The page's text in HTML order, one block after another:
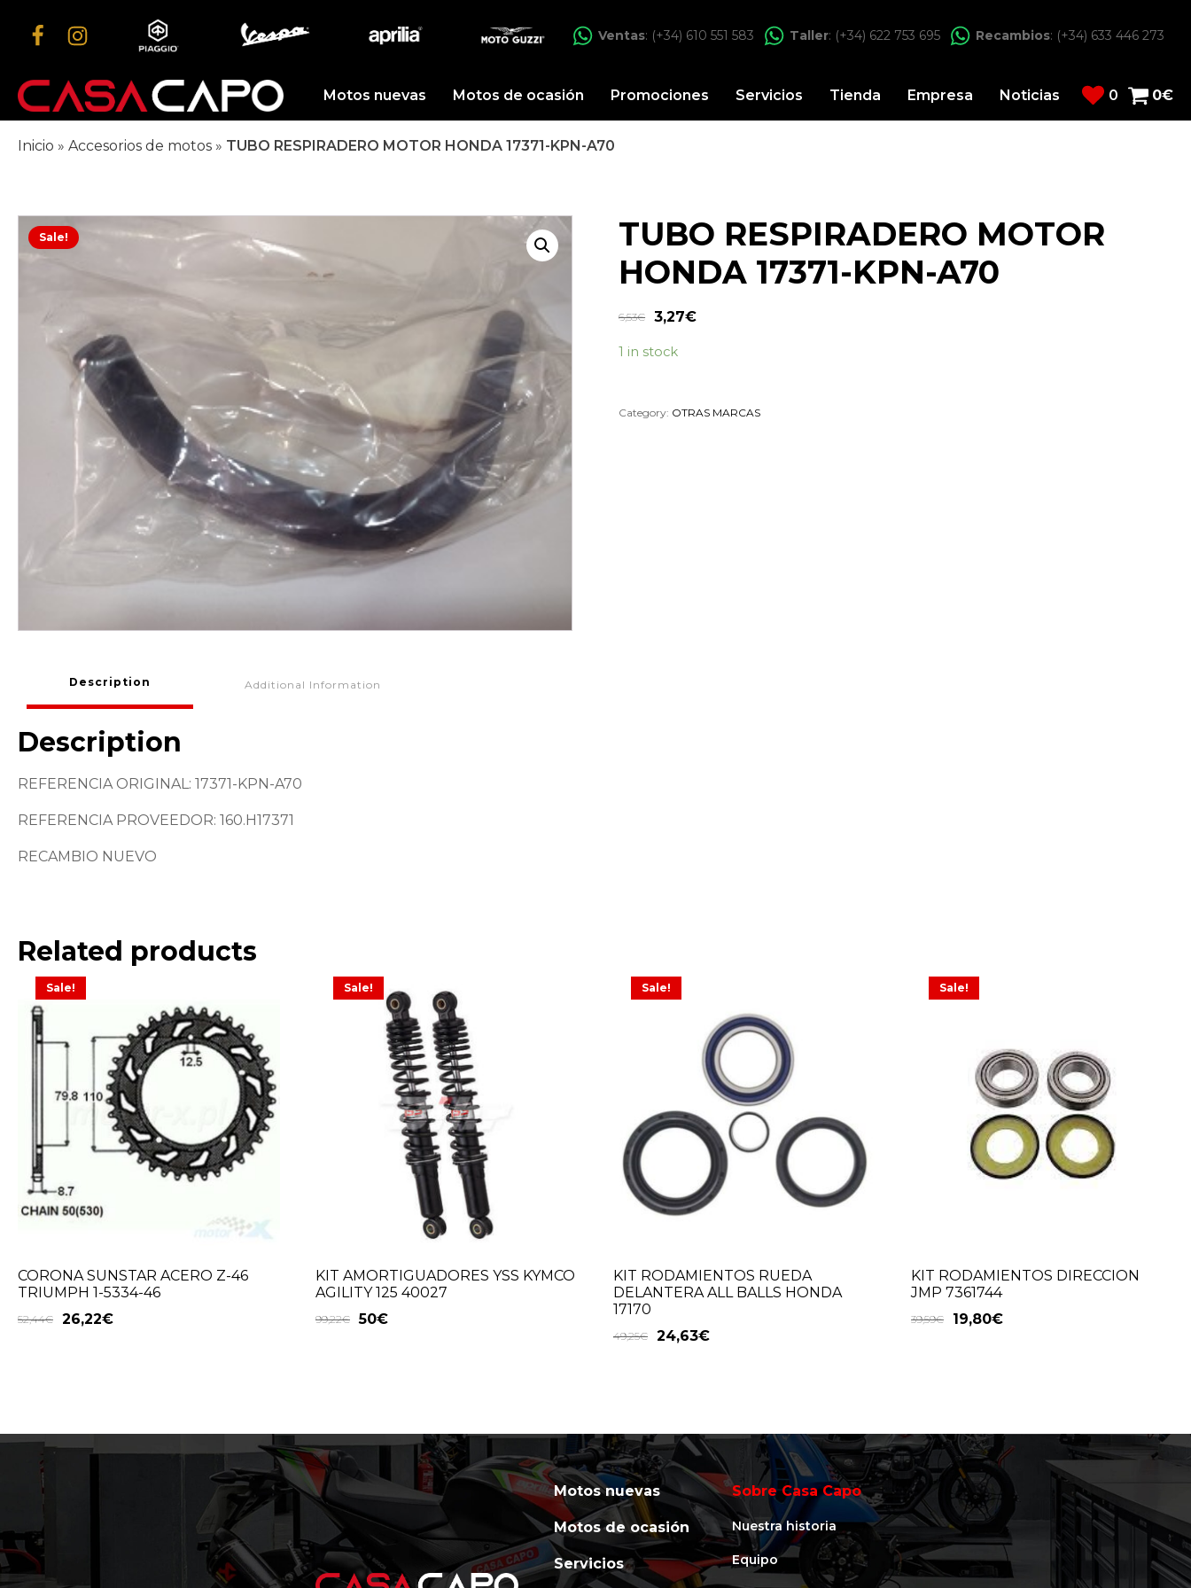
Ventas: (+34) 610 551 583 Taller: (+34) 622 753 695 Recambios: (+34) 633 446 273
Motos nuevas Motos de ocasión Promociones Servicios Tienda Empresa Noticias 0 0€
Inicio » Accesorios de motos » TUBO RESPIRADERO MOTOR HONDA 17371-KPN-A70
Sale!
TUBO RESPIRADERO MOTOR
HONDA 17371-KPN-A70
6,53€ 3,27€
1 in stock
Category: OTRAS MARCAS
Description Additional Information
Description
REFERENCIA ORIGINAL: 17371-KPN-A70
REFERENCIA PROVEEDOR: 160.H17371
RECAMBIO NUEVO
Related products
Sale!
CORONA SUNSTAR ACERO Z-46
TRIUMPH 1-5334-46
52,44€ 26,22€
Sale!
KIT AMORTIGUADORES YSS KYMCO
AGILITY 125 40027
99,22€ 50€
Sale!
KIT RODAMIENTOS RUEDA
DELANTERA ALL BALLS HONDA
17170
49,25€ 24,63€
Sale!
KIT RODAMIENTOS DIRECCION
JMP 7361744
39,59€ 19,80€
Motos nuevas
Motos de ocasión
Servicios
Sobre Casa Capo
Nuestra historia
Equipo